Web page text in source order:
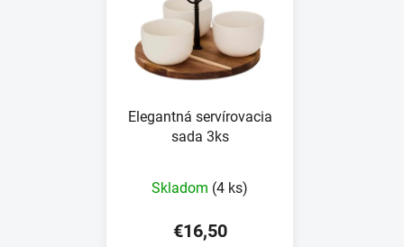
Elegantná servírovacia
sada 3ks
Skladom (4 ks)
€16,50